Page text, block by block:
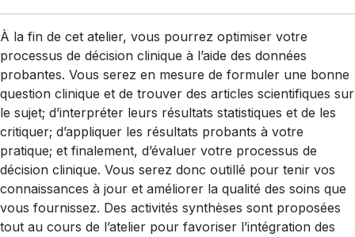
À la fin de cet atelier, vous pourrez optimiser votre
processus de décision clinique à l’aide des données
probantes. Vous serez en mesure de formuler une bonne
question clinique et de trouver des articles scientifiques sur
le sujet; d’interpréter leurs résultats statistiques et de les
critiquer; d’appliquer les résultats probants à votre
pratique; et finalement, d’évaluer votre processus de
décision clinique. Vous serez donc outillé pour tenir vos
connaissances à jour et améliorer la qualité des soins que
vous fournissez. Des activités synthèses sont proposées
tout au cours de l’atelier pour favoriser l’intégration des